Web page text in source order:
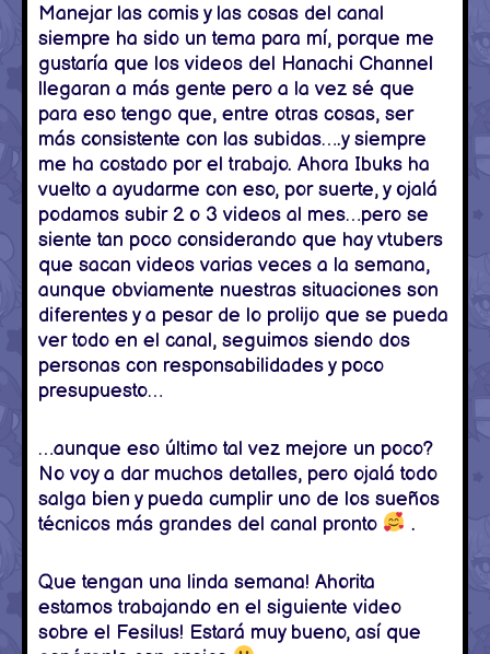
Manejar las comis y las cosas del canal
siempre ha sido un tema para mí, porque me
gustaría que los videos del Hanachi Channel
llegaran a más gente pero a la vez sé que
para eso tengo que, entre otras cosas, ser
más consistente con las subidas….y siempre
me ha costado por el trabajo. Ahora Ibuks ha
vuelto a ayudarme con eso, por suerte, y ojalá
podamos subir 2 o 3 videos al mes…pero se
siente tan poco considerando que hay vtubers
que sacan videos varias veces a la semana,
aunque obviamente nuestras situaciones son
diferentes y a pesar de lo prolijo que se pueda
ver todo en el canal, seguimos siendo dos
personas con responsabilidades y poco
presupuesto…
…aunque eso último tal vez mejore un poco?
No voy a dar muchos detalles, pero ojalá todo
salga bien y pueda cumplir uno de los sueños
técnicos más grandes del canal pronto
.
Que tengan una linda semana! Ahorita
estamos trabajando en el siguiente video
sobre el Fesilus! Estará muy bueno, así que